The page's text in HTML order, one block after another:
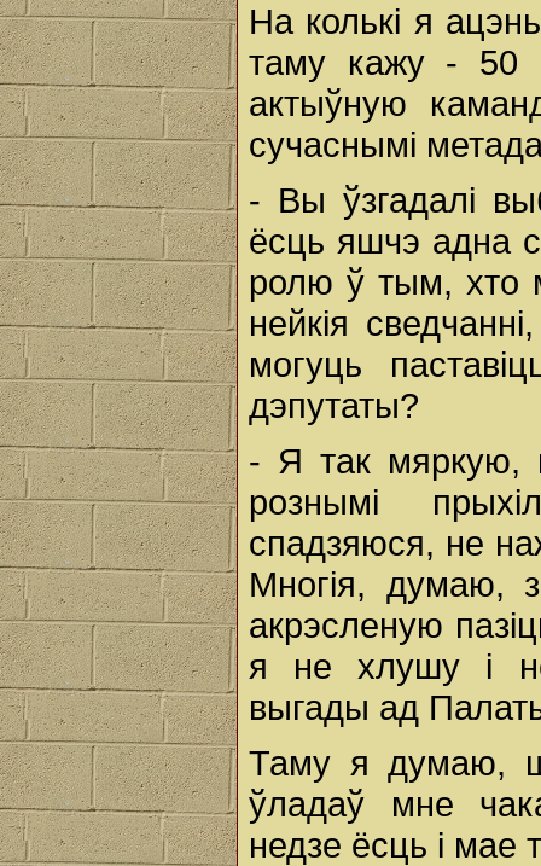
На колькі я
таму кажу - 50
актыўную
сучаснымі
- Вы ўзгадалі
ёсць яшчэ адна
ролю ў тым, хто
нейкія
могуць
дэпутаты?
- Я так мяркую,
рознымі
спадзяюся, не
Многія, думаю,
акрэсленую
я не хлушу і
выгады ад
Таму я думаю,
ўладаў мне
недзе ёсць і мае